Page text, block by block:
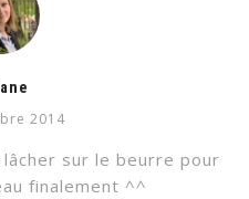
2014
lâcher sur le beurre pour
finalement ^^